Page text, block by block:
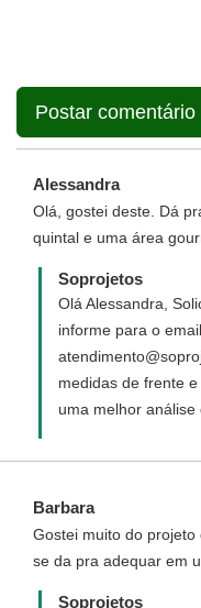
Alessandra
Olá, gostei deste. Dá
quintal e uma área
Soprojetos
Olá Alessandra,
informe para o email
medidas de frente
uma melhor análise
Barbara
Gostei muito do
se da pra adequar em
Soprojetos